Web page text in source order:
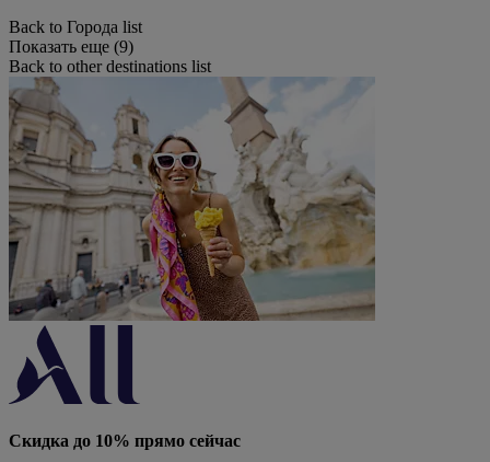
Back to Города list
Показать еще (9)
Back to other destinations list
Скидка до 10% прямо сейчас